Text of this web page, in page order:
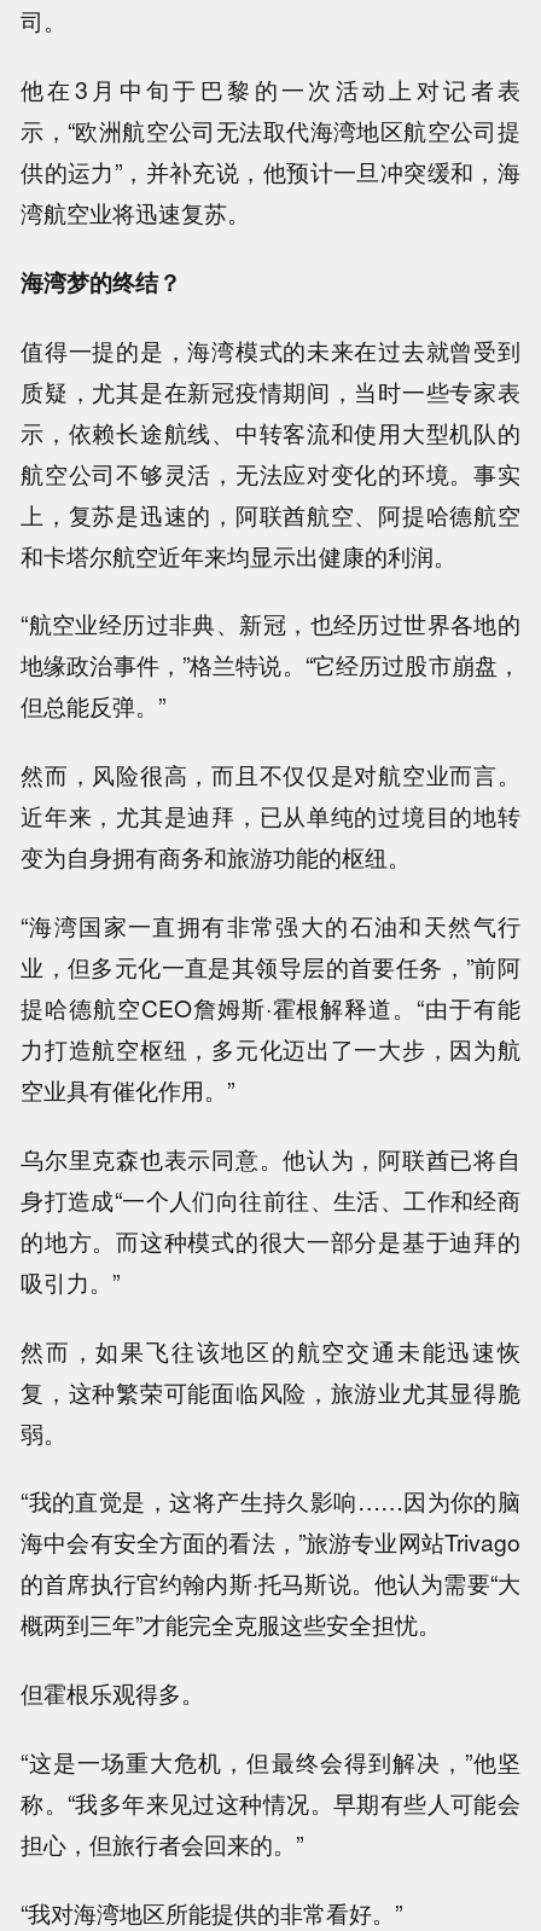
司。
他在3月中旬于巴黎的一次活动上对记者表
示，“欧洲航空公司无法取代海湾地区航空公司提
供的运力”，并补充说，他预计一旦冲突缓和，海
湾航空业将迅速复苏。
海湾梦的终结？
值得一提的是，海湾模式的未来在过去就曾受到
质疑，尤其是在新冠疫情期间，当时一些专家表
示，依赖长途航线、中转客流和使用大型机队的
航空公司不够灵活，无法应对变化的环境。事实
上，复苏是迅速的，阿联酋航空、阿提哈德航空
和卡塔尔航空近年来均显示出健康的利润。
“航空业经历过非典、新冠，也经历过世界各地的
地缘政治事件，”格兰特说。“它经历过股市崩盘，
但总能反弹。”
然而，风险很高，而且不仅仅是对航空业而言。
近年来，尤其是迪拜，已从单纯的过境目的地转
变为自身拥有商务和旅游功能的枢纽。
“海湾国家一直拥有非常强大的石油和天然气行
业，但多元化一直是其领导层的首要任务，”前阿
提哈德航空CEO詹姆斯·霍根解释道。“由于有能
力打造航空枢纽，多元化迈出了一大步，因为航
空业具有催化作用。”
乌尔里克森也表示同意。他认为，阿联酋已将自
身打造成“一个人们向往前往、生活、工作和经商
的地方。而这种模式的很大一部分是基于迪拜的
吸引力。”
然而，如果飞往该地区的航空交通未能迅速恢
复，这种繁荣可能面临风险，旅游业尤其显得脆
弱。
“我的直觉是，这将产生持久影响……因为你的脑
海中会有安全方面的看法，”旅游专业网站Trivago
的首席执行官约翰内斯·托马斯说。他认为需要“大
概两到三年”才能完全克服这些安全担忧。
但霍根乐观得多。
“这是一场重大危机，但最终会得到解决，”他坚
称。“我多年来见过这种情况。早期有些人可能会
担心，但旅行者会回来的。”
“我对海湾地区所能提供的非常看好。”